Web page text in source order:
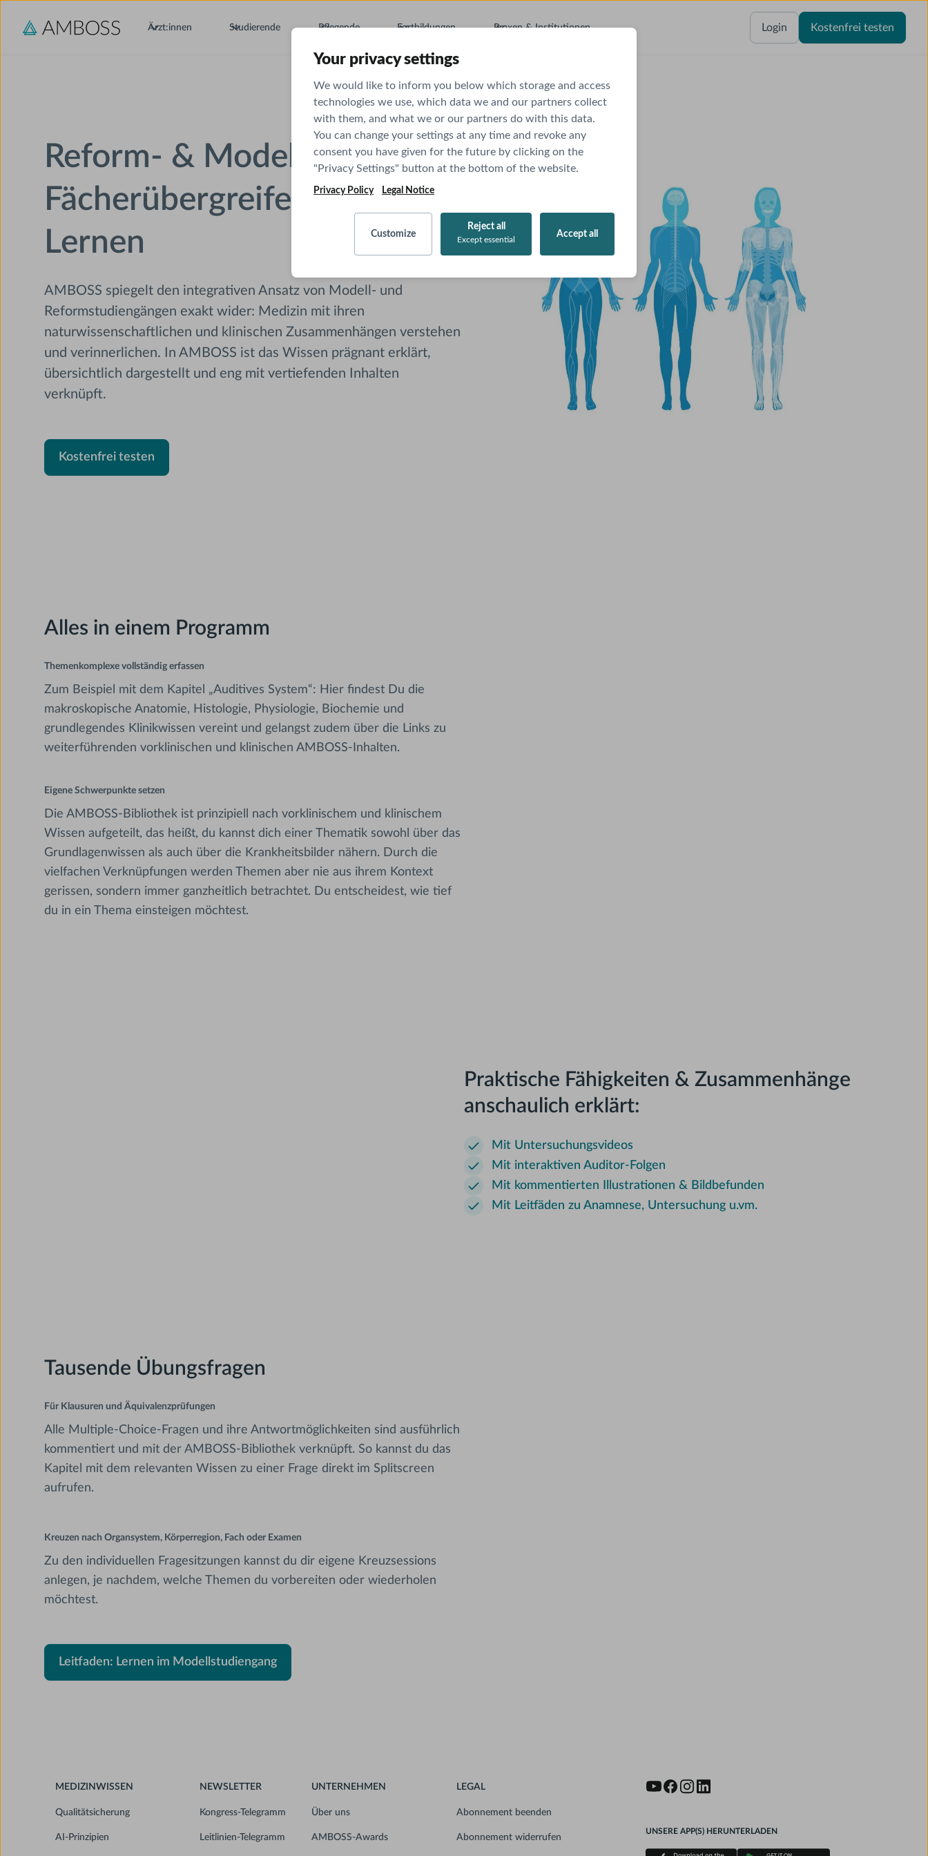
Your privacy settings
We would like to inform you below which storage and access
technologies we use, which data we and our partners collect
with them, and what we or our partners do with this data.
You can change your settings at any time and revoke any
consent you have given for the future by clicking on the
"Privacy Settings" button at the bottom of the website.
Privacy Policy Legal Notice
Customize
Reject all
Except essential
Accept all
Ärzt:innen Studierende Pflegende Fortbildungen Praxen & Institutionen Login Kostenfrei testen
Reform- & Modellstudium:
Fächerübergreifendes
Lernen
AMBOSS spiegelt den integrativen Ansatz von Modell- und
Reformstudiengängen exakt wider: Medizin mit ihren
naturwissenschaftlichen und klinischen Zusammenhängen verstehen
und verinnerlichen. In AMBOSS ist das Wissen prägnant erklärt,
übersichtlich dargestellt und eng mit vertiefenden Inhalten
verknüpft.
Kostenfrei testen
Alles in einem Programm
Themenkomplexe vollständig erfassen
Zum Beispiel mit dem Kapitel „Auditives System“: Hier findest Du die
makroskopische Anatomie, Histologie, Physiologie, Biochemie und
grundlegendes Klinikwissen vereint und gelangst zudem über die Links zu
weiterführenden vorklinischen und klinischen AMBOSS-Inhalten.
Eigene Schwerpunkte setzen
Die AMBOSS-Bibliothek ist prinzipiell nach vorklinischem und klinischem
Wissen aufgeteilt, das heißt, du kannst dich einer Thematik sowohl über das
Grundlagenwissen als auch über die Krankheitsbilder nähern. Durch die
vielfachen Verknüpfungen werden Themen aber nie aus ihrem Kontext
gerissen, sondern immer ganzheitlich betrachtet. Du entscheidest, wie tief
du in ein Thema einsteigen möchtest.
Praktische Fähigkeiten & Zusammenhänge
anschaulich erklärt:
Mit Untersuchungsvideos
Mit interaktiven Auditor-Folgen
Mit kommentierten Illustrationen & Bildbefunden
Mit Leitfäden zu Anamnese, Untersuchung u.vm.
Tausende Übungsfragen
Für Klausuren und Äquivalenzprüfungen
Alle Multiple-Choice-Fragen und ihre Antwortmöglichkeiten sind ausführlich
kommentiert und mit der AMBOSS-Bibliothek verknüpft. So kannst du das
Kapitel mit dem relevanten Wissen zu einer Frage direkt im Splitscreen
aufrufen.
Kreuzen nach Organsystem, Körperregion, Fach oder Examen
Zu den individuellen Fragesitzungen kannst du dir eigene Kreuzsessions
anlegen, je nachdem, welche Themen du vorbereiten oder wiederholen
möchtest.
Leitfaden: Lernen im Modellstudiengang
MEDIZINWISSEN
Qualitätsicherung
AI-Prinzipien
NEWSLETTER
Kongress-Telegramm
Leitlinien-Telegramm
UNTERNEHMEN
Über uns
AMBOSS-Awards
LEGAL
Abonnement beenden
Abonnement widerrufen
UNSERE APP(S) HERUNTERLADEN